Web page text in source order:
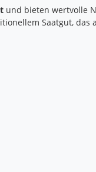
und bieten wertvolle
Saatgut,